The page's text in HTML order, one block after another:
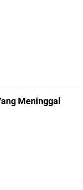
Meninggal